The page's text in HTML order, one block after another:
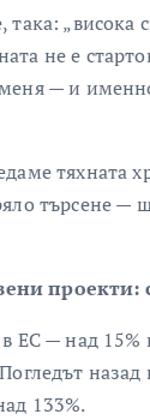
„висока
не е
— и
тяхната
търсене —
проекти:
в ЕС — над
133%.